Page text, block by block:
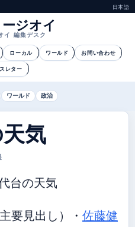
日本語
ジオイ
イ 編集デスク
ローカル ワールド お問い合わせ
レター
ワールド 政治
気
台の天気
主要見出し） ・ 佐藤健